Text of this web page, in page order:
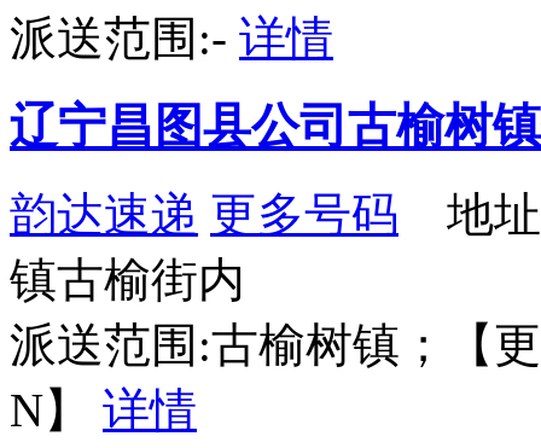
派送范围:- 详情
辽宁昌图县公司古榆树
韵达速递 更多号码 地址
镇古榆街内
派送范围:古榆树镇；【
N】 详情